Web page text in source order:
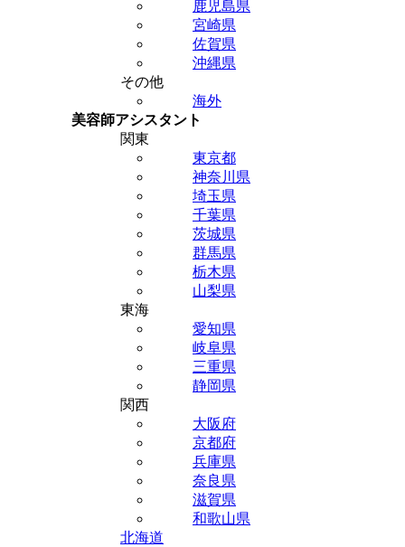
鹿児島県
宮崎県
佐賀県
沖縄県
その他
海外
美容師アシスタント
関東
東京都
神奈川県
埼玉県
千葉県
茨城県
群馬県
栃木県
山梨県
東海
愛知県
岐阜県
三重県
静岡県
関西
大阪府
京都府
兵庫県
奈良県
滋賀県
和歌山県
北海道